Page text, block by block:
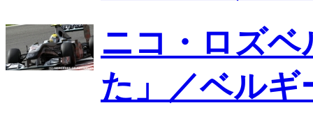
ニコ・ロズ
た」／ベルギ